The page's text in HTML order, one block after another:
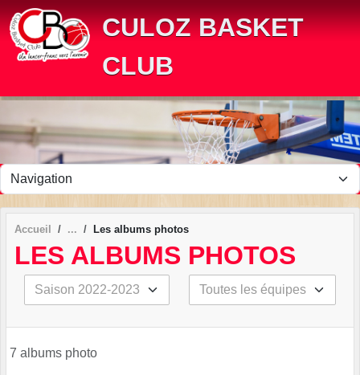
CULOZ BASKET
CLUB
Accueil Les albums photos
LES ALBUMS PHOTOS
7 albums photo
Panneau de gestion des cookies